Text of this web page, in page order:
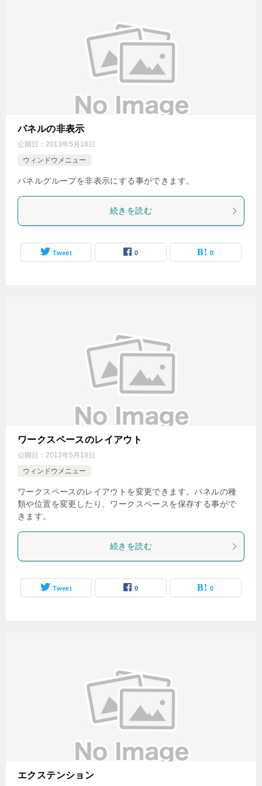
パネルの非表示
公開日： 2013年5月18日
ウィンドウメニュー
パネルグループを非表示にする事ができます。
続きを読む
Tweet 0 0
ワークスペースのレイアウト
公開日： 2013年5月18日
ウィンドウメニュー
ワークスペースのレイアウトを変更できます。パネルの種
類や位置を変更したり、ワークスペースを保存する事がで
きます。
続きを読む
Tweet 0 0
エクステンション